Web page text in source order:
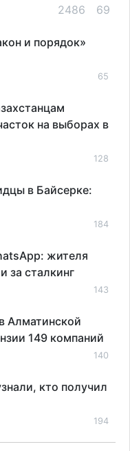
2486 69
и порядок»
65
на выборах в
128
в Байсерке:
184
жителя
за сталкинг
143
Алматинской
149 компаний
140
кто получил
194